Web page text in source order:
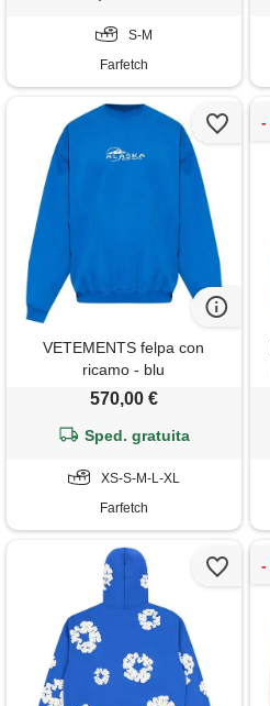
S-M
Farfetch
VETEMENTS felpa con
ricamo - blu
570,00 €
Sped. gratuita
XS-S-M-L-XL
Farfetch